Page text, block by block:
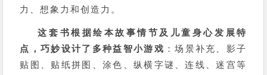
力、想象力和创造力。
这套书根据绘本故事情节及儿童身心发展特
点，巧妙设计了多种益智小游戏 ：场景补充、影子
贴图、贴纸拼图、涂色、纵横字谜、连线、迷宫等